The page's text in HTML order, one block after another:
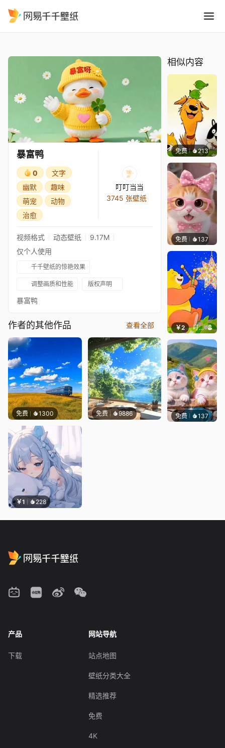
暴富鸭
0
文字
幽默
趣味
萌宠
动物
治愈
叮叮当当
3745 张壁纸
视频格式 动态壁纸
9.17M
仅个人使用
千千壁纸的惊艳效果
调整画质和性能 版权声明
暴富鸭
作者的其他作品 查看全部
免费 1300 免费 9886
￥1 228
相似内容
免费 213渔小小
免费 137好看
￥2 叮叮当当
免费 137豆子
产品
下载
网站导航
站点地图
壁纸分类大全
精选推荐
免费
4K